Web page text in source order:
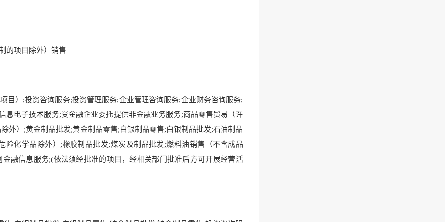
的项目除外）销售
目）;投资咨询服务;投资管理服务;企业管理咨询服务;企业财务咨询服务;
息电子技术服务;受金融企业委托提供非金融业务服务;商品零售贸易（许
外）;黄金制品批发;黄金制品零售;白银制品零售;白银制品批发;石油制品
险化学品除外）;橡胶制品批发;煤炭及制品批发;燃料油销售（不含成品
融信息服务;(依法须经批准的项目，经相关部门批准后方可开展经营活